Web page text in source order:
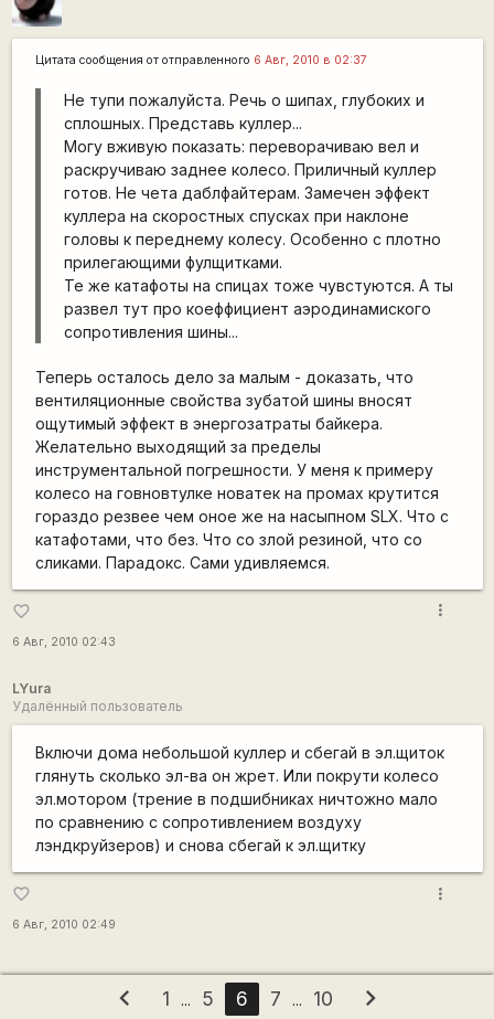
Цитата сообщения от отправленного 6 Авг, 2010 в 02:37
Не тупи пожалуйста. Речь о шипах, глубоких и
сплошных. Представь куллер...
Могу вживую показать: переворачиваю вел и
раскручиваю заднее колесо. Приличный куллер
готов. Не чета даблфайтерам. Замечен эффект
куллера на скоростных спусках при наклоне
головы к переднему колесу. Особенно с плотно
прилегающими фулщитками.
Те же катафоты на спицах тоже чувстуются. А ты
развел тут про коеффициент аэродинамиского
сопротивления шины...
Теперь осталось дело за малым - доказать, что
вентиляционные свойства зубатой шины вносят
ощутимый эффект в энергозатраты байкера.
Желательно выходящий за пределы
инструментальной погрешности. У меня к примеру
колесо на говновтулке новатек на промах крутится
гораздо резвее чем оное же на насыпном SLX. Что с
катафотами, что без. Что со злой резиной, что со
сликами. Парадокс. Сами удивляемся.
favorite_border
6 Авг, 2010 02:43
more_vert
LYura
Удалённый пользователь
Включи дома небольшой куллер и сбегай в эл.щиток
глянуть сколько эл-ва он жрет. Или покрути колесо
эл.мотором (трение в подшибниках ничтожно мало
по сравнению с сопротивлением воздуху
лэндкруйзеров) и снова сбегай к эл.щитку
favorite_border
6 Авг, 2010 02:49
more_vert
chevron_left 1 ... 5 6 7 ... 10 chevron_right